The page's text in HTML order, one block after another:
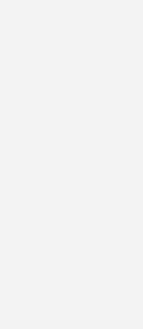
setzen sich dabei wie
was repräsentiert
Labeln kann man
Instanzen
Zeitpunkt war dieser
Wert
und ggf. auch die
Zustände
z.B. in Grafana grafisch
Werten können Regeln
eine Aussage liefern, ob
hat – z.B.
als 90 % der
belegt waren oder in 5